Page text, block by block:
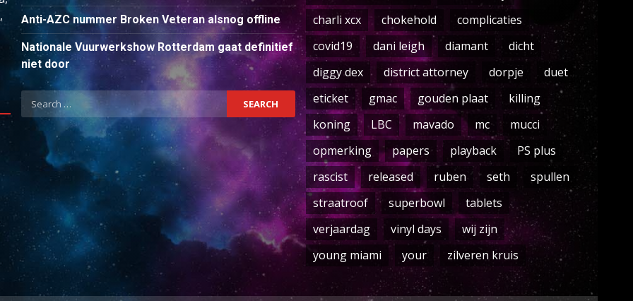
Anti-AZC nummer Broken Veteran alsnog offline
Nationale Vuurwerkshow Rotterdam gaat definitief
niet door
Search
for:
charli xcx
chokehold
complicaties
covid19
dani leigh diamant
dicht
diggy dex
district attorney dorpje
duet
eticket
gmac gouden plaat
killing
koning
LBC mavado mc
mucci
opmerking
papers playback
PS plus
rascist
released ruben seth
spullen
straatroof
superbowl
tablets
verjaardag
vinyl days
wij zijn
young miami
your zilveren kruis